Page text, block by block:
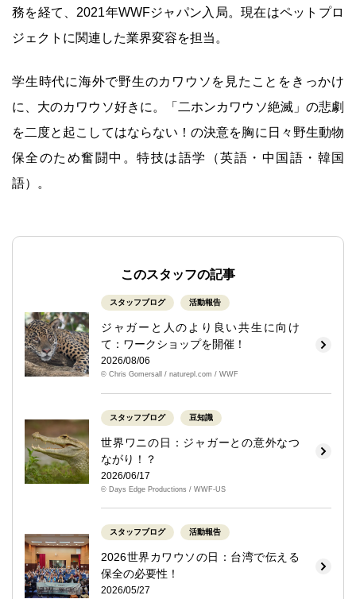
務を経て、2021年WWFジャパン入局。現在はペットプロ
ジェクトに関連した業界変容を担当。
学生時代に海外で野生のカワウソを見たことをきっかけ
に、大のカワウソ好きに。「二ホンカワウソ絶滅」の悲劇
を二度と起こしてはならない！の決意を胸に日々野生動物
保全のため奮闘中。特技は語学（英語・中国語・韓国
語）。
このスタッフの記事
スタッフブログ 活動報告
ジャガーと人のより良い共生に向け
て：ワークショップを開催！
2026/08/06
© Chris Gomersall / naturepl.com / WWF
スタッフブログ 豆知識
世界ワニの日：ジャガーとの意外なつ
ながり！？
2026/06/17
© Days Edge Productions / WWF-US
スタッフブログ 活動報告
2026世界カワウソの日：台湾で伝える
保全の必要性！
2026/05/27